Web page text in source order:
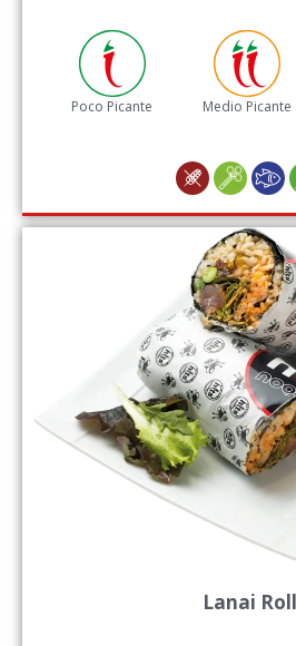
Poco Picante Medio Picante
Lanai Roll